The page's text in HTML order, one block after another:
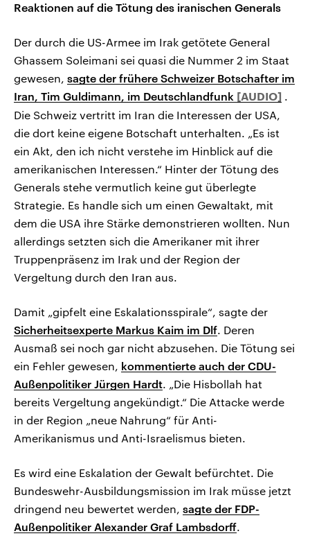
Reaktionen auf die Tötung des iranischen Generals
Der durch die US-Armee im Irak getötete General
Ghassem Soleimani sei quasi die Nummer 2 im Staat
gewesen, sagte der frühere Schweizer Botschafter im
Iran, Tim Guldimann, im Deutschlandfunk
.
Die Schweiz vertritt im Iran die Interessen der USA,
die dort keine eigene Botschaft unterhalten. „Es ist
ein Akt, den ich nicht verstehe im Hinblick auf die
amerikanischen Interessen.“ Hinter der Tötung des
Generals stehe vermutlich keine gut überlegte
Strategie. Es handle sich um einen Gewaltakt, mit
dem die USA ihre Stärke demonstrieren wollten. Nun
allerdings setzten sich die Amerikaner mit ihrer
Truppenpräsenz im Irak und der Region der
Vergeltung durch den Iran aus.
Damit „gipfelt eine Eskalationsspirale“, sagte der
Sicherheitsexperte Markus Kaim im Dlf. Deren
Ausmaß sei noch gar nicht abzusehen. Die Tötung sei
ein Fehler gewesen, kommentierte auch der CDU-
Außenpolitiker Jürgen Hardt. „Die Hisbollah hat
bereits Vergeltung angekündigt.“ Die Attacke werde
in der Region „neue Nahrung“ für Anti-
Amerikanismus und Anti-Israelismus bieten.
Es wird eine Eskalation der Gewalt befürchtet. Die
Bundeswehr-Ausbildungsmission im Irak müsse jetzt
dringend neu bewertet werden, sagte der FDP-
Außenpolitiker Alexander Graf Lambsdorff.